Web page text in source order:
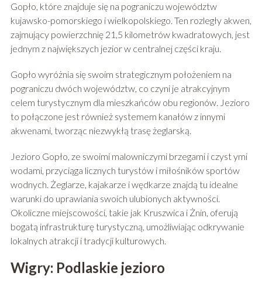
Gopło, które znajduje się na pograniczu województw
kujawsko-pomorskiego i wielkopolskiego. Ten rozległy akwen,
zajmujący powierzchnię 21,5 kilometrów kwadratowych, jest
jednym z największych jezior w centralnej części kraju.
Gopło wyróżnia się swoim strategicznym położeniem na
pograniczu dwóch województw, co czyni je atrakcyjnym
celem turystycznym dla mieszkańców obu regionów. Jezioro
to połączone jest również systemem kanałów z innymi
akwenami, tworząc niezwykłą trasę żeglarską.
Jezioro Gopło, ze swoimi malowniczymi brzegami i czyst ymi
wodami, przyciąga licznych turystów i miłośników sportów
wodnych. Żeglarze, kajakarze i wędkarze znajdą tu idealne
warunki do uprawiania swoich ulubionych aktywności.
Okoliczne miejscowości, takie jak Kruszwica i Żnin, oferują
bogatą infrastrukturę turystyczną, umożliwiając odkrywanie
lokalnych atrakcji i tradycji kulturowych.
Wigry: Podlaskie jezioro